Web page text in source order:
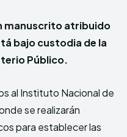
manuscrito atribuido
bajo custodia de la
Público.
al Instituto Nacional de
se realizarán
para establecer las